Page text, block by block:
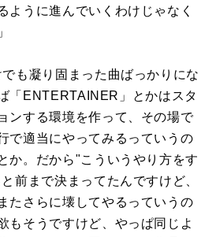
ように進んでいくわけじゃなく
も凝り固まった曲ばっかりにな
「ENTERTAINER」とかはスタ
ンする環境を作って、その場で
で適当にやってみるっていうの
か。だから"こういうやり方をす
前まで決まってたんですけど、
たさらに壊してやるっていうの
もそうですけど、やっぱ同じよ